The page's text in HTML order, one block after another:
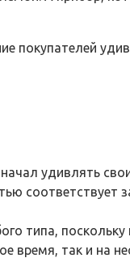
покупателей
удивлять
соответствует
типа, поскольку
время, так и на